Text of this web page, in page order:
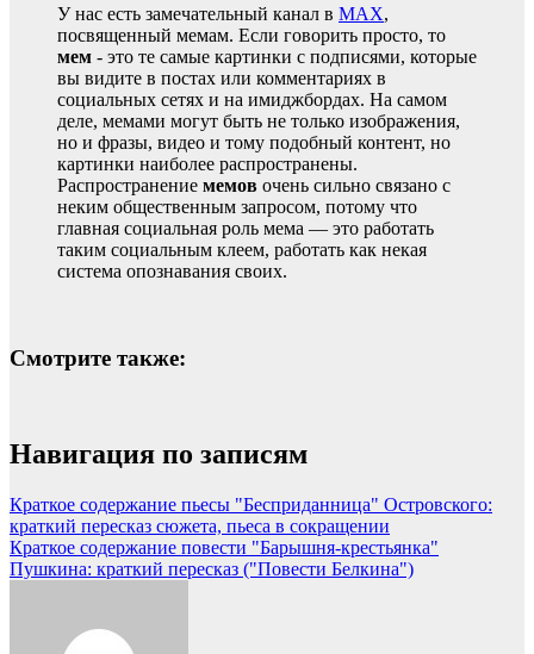
У нас есть замечательный канал в MAX,
посвященный мемам. Если говорить просто, то
мем - это те самые картинки с подписями, которые
вы видите в постах или комментариях в
социальных сетях и на имиджбордах. На самом
деле, мемами могут быть не только изображения,
но и фразы, видео и тому подобный контент, но
картинки наиболее распространены.
Распространение мемов очень сильно связано с
неким общественным запросом, потому что
главная социальная роль мема — это работать
таким социальным клеем, работать как некая
система опознавания своих.
Смотрите также:
Навигация по записям
Краткое содержание пьесы "Бесприданница" Островского:
краткий пересказ сюжета, пьеса в сокращении
Краткое содержание повести "Барышня-крестьянка"
Пушкина: краткий пересказ ("Повести Белкина")